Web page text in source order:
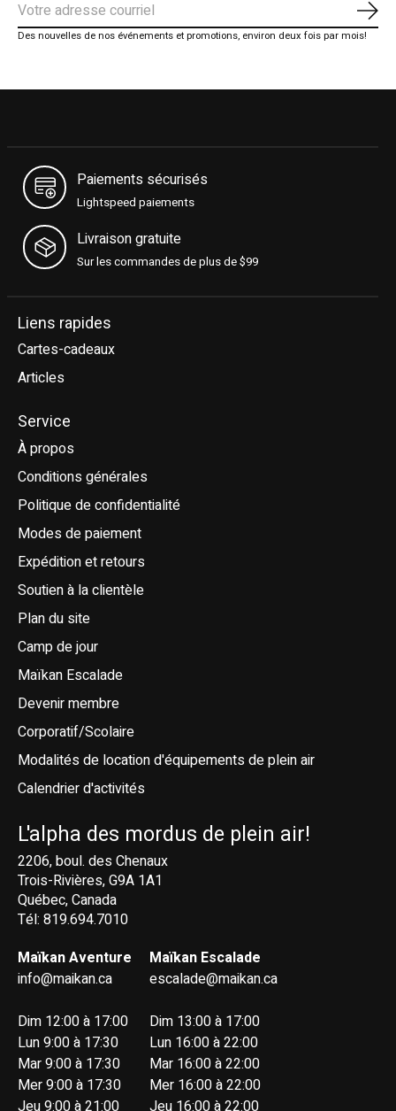
Des nouvelles de nos événements et promotions, environ deux fois par mois!
Paiements sécurisés
Lightspeed paiements
Livraison gratuite
Sur les commandes de plus de $99
Liens rapides
Cartes-cadeaux
Articles
Service
À propos
Conditions générales
Politique de confidentialité
Modes de paiement
Expédition et retours
Soutien à la clientèle
Plan du site
Camp de jour
Maïkan Escalade
Devenir membre
Corporatif/Scolaire
Modalités de location d'équipements de plein air
Calendrier d'activités
L'alpha des mordus de plein air!
2206, boul. des Chenaux
Trois-Rivières, G9A 1A1
Québec, Canada
Tél: 819.694.7010
Maïkan Aventure
info@maikan.ca
Dim 12:00 à 17:00
Lun 9:00 à 17:30
Mar 9:00 à 17:30
Mer 9:00 à 17:30
Maïkan Escalade
escalade@maikan.ca
Dim 13:00 à 17:00
Lun 16:00 à 22:00
Mar 16:00 à 22:00
Mer 16:00 à 22:00